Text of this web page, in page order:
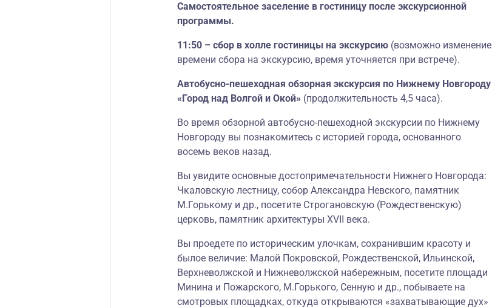
Самостоятельное заселение в гостиницу после экскурсионной
программы.
11:50 – сбор в холле гостиницы на экскурсию (возможно изменение
времени сбора на экскурсию, время уточняется при встрече).
Автобусно-пешеходная обзорная экскурсия по Нижнему Новгороду
«Город над Волгой и Окой» (продолжительность 4,5 часа).
Во время обзорной автобусно-пешеходной экскурсии по Нижнему
Новгороду вы познакомитесь с историей города, основанного
восемь веков назад.
Вы увидите основные достопримечательности Нижнего Новгорода:
Чкаловскую лестницу, собор Александра Невского, памятник
М.Горькому и др., посетите Строгановскую (Рождественскую)
церковь, памятник архитектуры ХVII века.
Вы проедете по историческим улочкам, сохранившим красоту и
былое величие: Малой Покровской, Рождественской, Ильинской,
Верхневолжской и Нижневолжской набережным, посетите площади
Минина и Пожарского, М.Горького, Сенную и др., побываете на
смотровых площадках, откуда открываются «захватывающие дух»